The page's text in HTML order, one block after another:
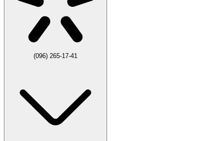
(096) 265-17-41